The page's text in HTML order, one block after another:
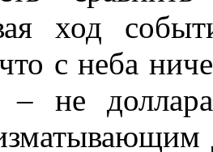
ход
с неба
– не